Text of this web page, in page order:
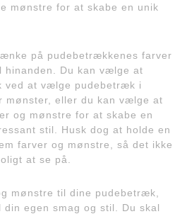
mønstre for at skabe en unik
på pudebetrækkenes farver
hinanden. Du kan vælge at
ved at vælge pudebetræk i
mønster, eller du kan vælge at
og mønstre for at skabe en
stil. Husk dog at holde en
farver og mønstre, så det ikke
at se på.
mønstre til dine pudebetræk,
egen smag og stil. Du skal